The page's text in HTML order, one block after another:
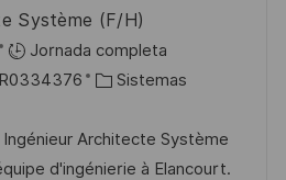
a
Système (F/H)
Jornada completa
R0334376
C
t
e
Sistemas
Architecte Système
d'ingénierie à Elancourt.